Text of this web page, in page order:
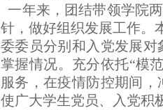
一年来，团结带领学院
针，做好组织发展工作。
委委员分别和入党发展
掌握情况。充分依托“模
服务，在疫情防控期间
使广大学生党员、入党积